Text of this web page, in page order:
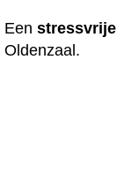
Eenstressvrije
Oldenzaal.